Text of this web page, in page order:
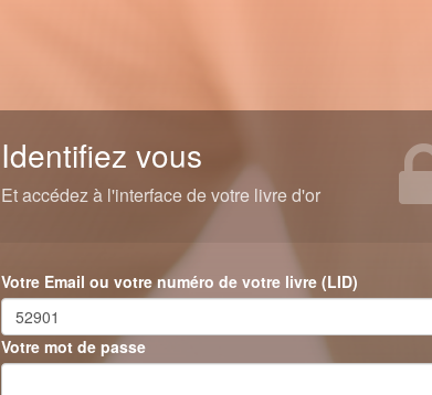
Identifiez vous
Et accédez à l'interface de votre livre d'or
Votre Email ou votre numéro de votre livre (LID)
Votre mot de passe